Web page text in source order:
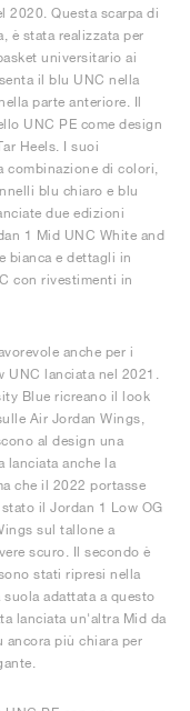
2020. Questa scarpa di
è stata realizzata per
universitario ai
il blu UNC nella
parte anteriore. Il
UNC PE come design
Heels. I suoi
combinazione di colori,
blu chiaro e blu
due edizioni
1 Mid UNC White and
bianca e dettagli in
con rivestimenti in
anche per i
UNC lanciata nel 2021.
Blue ricreano il look
Air Jordan Wings,
al design una
lanciata anche la
che il 2022 portasse
il Jordan 1 Low OG
sul tallone a
scuro. Il secondo è
stati ripresi nella
adattata a questo
lanciata un'altra Mid da
più chiara per